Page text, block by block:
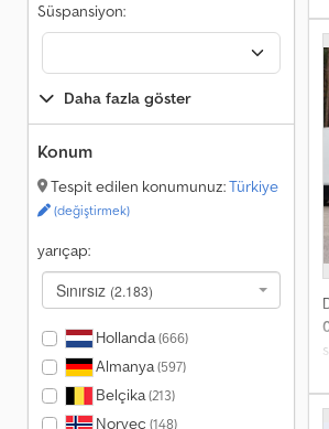
Süspansiyon:
Daha fazla göster
Konum
Tespit edilen konumunuz:Türkiye
(değiştirmek)
yarıçap:
Sınırsız (2.183)
Hollanda(666)
Almanya(597)
Belçika(213)
Norveç (148)